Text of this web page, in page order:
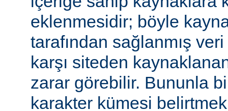
eklenmesidir; böyle
tarafından sağlanmış
karşı siteden
zarar görebilir. Bununla
karakter kümesi